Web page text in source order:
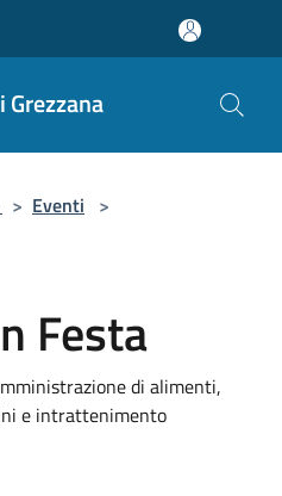
Grezzana
> Eventi >
Festa
di alimenti,
e intrattenimento